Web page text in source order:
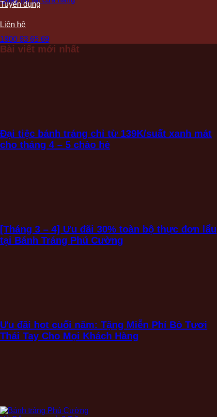
Tuyển dụng
Liên hệ
1900 63 65 69
Bài viết mới nhất
Đại tiệc bánh tráng chỉ từ 139K/suất xanh mát
cho tháng 4 – 5 chào hè
[Tháng 3 – 4] Ưu đãi 30% toàn bộ thực đơn lẩu
tại Bánh Tráng Phú Cường
Ưu đãi hot cuối năm: Tặng Miễn Phí Bò Tươi
Thái Tay Cho Mọi Khách Hàng